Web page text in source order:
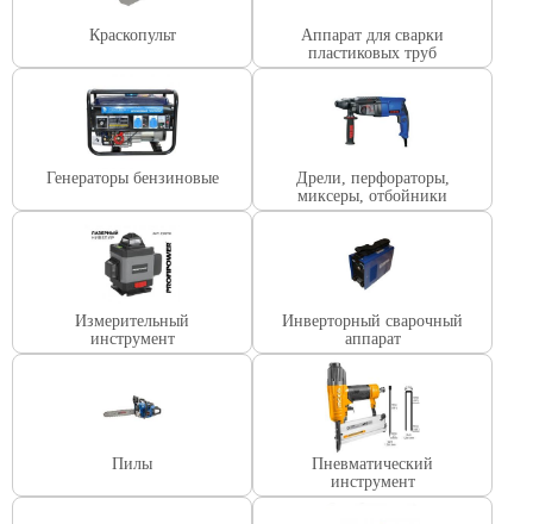
Краскопульт
Аппарат для сварки
пластиковых труб
Генераторы бензиновые
Дрели, перфораторы,
миксеры, отбойники
Измерительный
инструмент
Инверторный сварочный
аппарат
Пилы
Пневматический
инструмент